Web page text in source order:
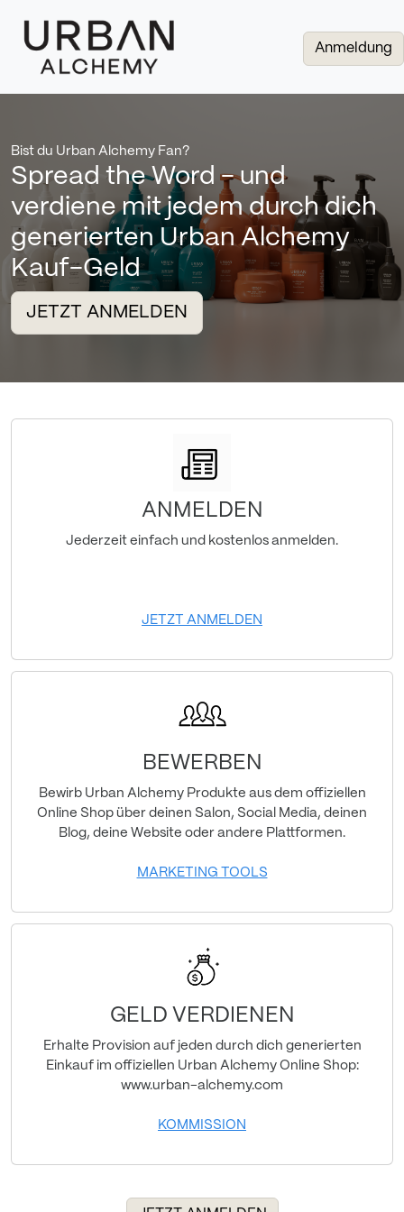
Anmeldung
Bist du Urban Alchemy Fan?
Spread the Word - und
verdiene mit jedem durch dich
generierten Urban Alchemy
Kauf-Geld
JETZT ANMELDEN
ANMELDEN
Jederzeit einfach und kostenlos anmelden.
JETZT ANMELDEN
BEWERBEN
Bewirb Urban Alchemy Produkte aus dem offiziellen
Online Shop über deinen Salon, Social Media, deinen
Blog, deine Website oder andere Plattformen.
MARKETING TOOLS
GELD VERDIENEN
Erhalte Provision auf jeden durch dich generierten
Einkauf im offiziellen Urban Alchemy Online Shop:
www.urban-alchemy.com
KOMMISSION